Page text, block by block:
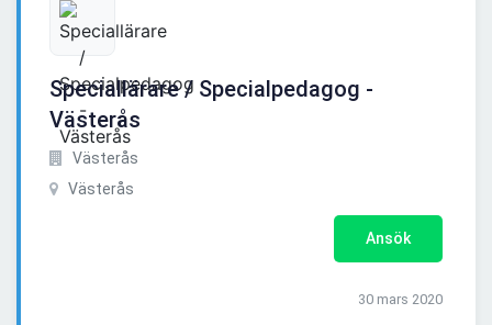
Speciallärare / Specialpedagog -
Västerås
Västerås
Västerås
Ansök
30 mars 2020